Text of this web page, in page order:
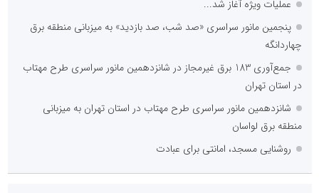
عملیات ویژه آغاز شد...
پنجمین مانور سراسری «صد شب، صد بازدید» به میزبانی منطقه برق
چهاردانگه
جمع‌آوری 183 برق غیرمجاز در شانزدهمین مانور سراسری طرح مهتاب
در استان تهران
شانزدهمین مانور سراسری طرح مهتاب در استان تهران به میزبانی
منطقه برق لواسان
روشنایی مسجد، امانتی برای عبادت